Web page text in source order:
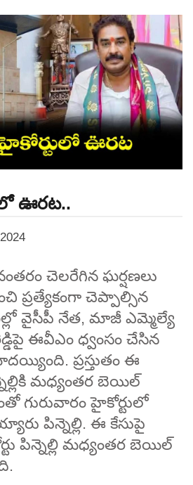
ఊరట..
చెలరేగిన ఘర్షణలు
ప్రత్యేకంగా చెప్పాల్సిన
వైసీపీ నేత, మాజీ ఎమ్మెల్యే
ఈవీఎం ధ్వంసం చేసిన
ప్రస్తుతం ఈ
మధ్యంతర బెయిల్
గురువారం హైకోర్టులో
పిన్నెల్లి. ఈ కేసుపై
పిన్నెల్లి మధ్యంతర బెయిల్